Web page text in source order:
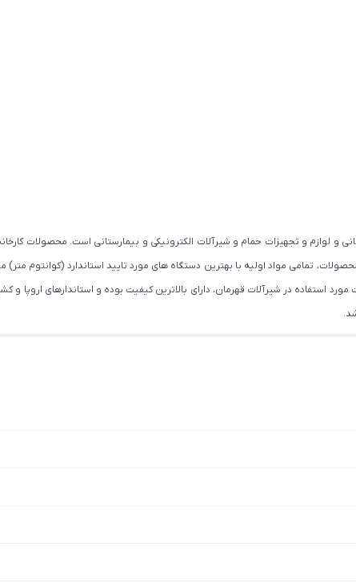
و لوازم و تجهیزات حمام و شیرآلات الکترونیکی و بیمارستانی است. محصولات
استفاده در شیرآلات قهرمان، دارای بالاترین کیفیت بوده و استاندارهای اروپا و